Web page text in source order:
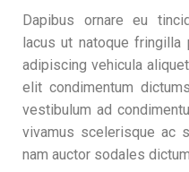
Dapibus ornare eu
lacus ut natoque fringilla
adipiscing vehicula
elit condimentum
vestibulum ad
vivamus scelerisque ac
nam auctor sodales